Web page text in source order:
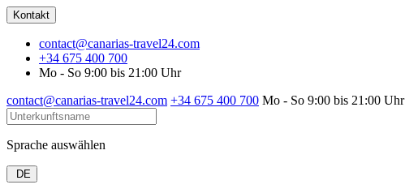
Kontakt
contact@canarias-travel24.com
+34 675 400 700
Mo - So 9:00 bis 21:00 Uhr
contact@canarias-travel24.com +34 675 400 700 Mo - So 9:00 bis 21:00 Uhr
Sprache auswählen
DE